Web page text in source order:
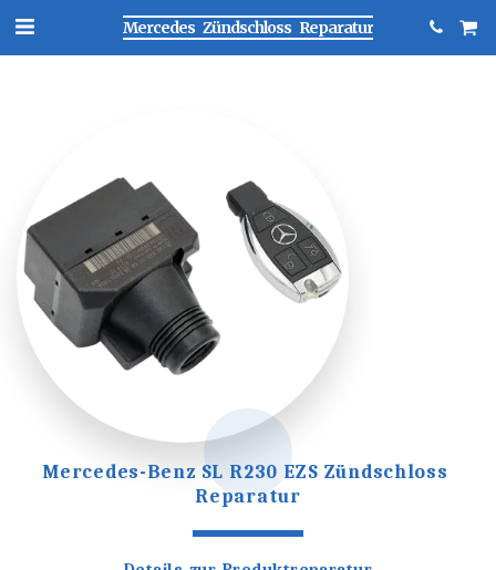
Mercedes Zündschloss Reparatur
Mercedes-Benz SL R230 EZS Zündschloss
Reparatur